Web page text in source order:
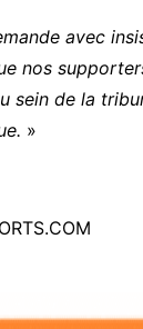
avec
nos
sein de la
»